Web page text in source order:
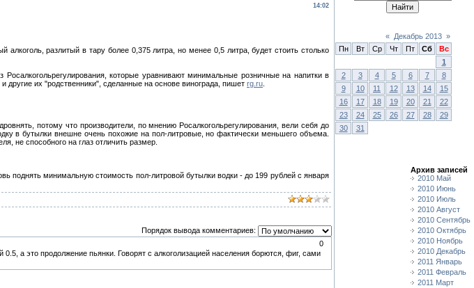
14:02
алкоголь, разлитый в тару более 0,375 литра, но менее 0,5 литра, будет стоить столько
которые уравнивают минимальные розничные на напитки в
другие их "родственники", сделанные на основе винограда, пишет rg.ru
потому что производители, по мнению Росалкогольрегулирования, вели себя до
в бутылки внешне очень похожие на пол-литровые, но фактически меньшего объема.
не способного на глаз отличить размер.
поднять минимальную стоимость пол-литровой бутылки водки - до 199 рублей с января
Порядок вывода комментариев:
0
а это продолжение пьянки. Говорят с алкоголизацией населения борются, фиг, сами
« Декабрь 2013 »
Пн
Вт Ср Чт Пт Сб
Вс
1
2
3 4 5 6 7
8
9
10 11 12 13 14
15
16
17 18 19 20 21
22
23
24 25 26 27 28
29
30
31
Архив записей
2010 Май
2010 Июнь
2010 Июль
2010 Август
2010 Сентябрь
2010 Октябрь
2010 Ноябрь
2010 Декабрь
2011 Январь
2011 Февраль
2011 Март